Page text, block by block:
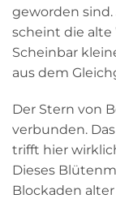
geworden sind.
scheint die alte
Scheinbar
aus dem
Der Stern von
verbunden.
trifft hier
Dieses
Blockaden